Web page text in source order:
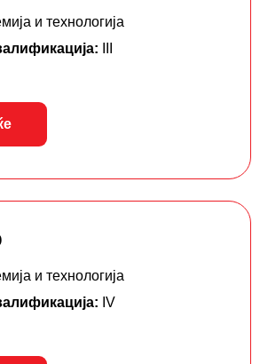
и технологија
и технологија
IV